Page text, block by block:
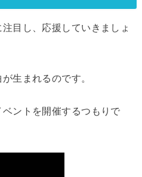
目し、応援していきましょ
生まれるのです。
ントを開催するつもりで